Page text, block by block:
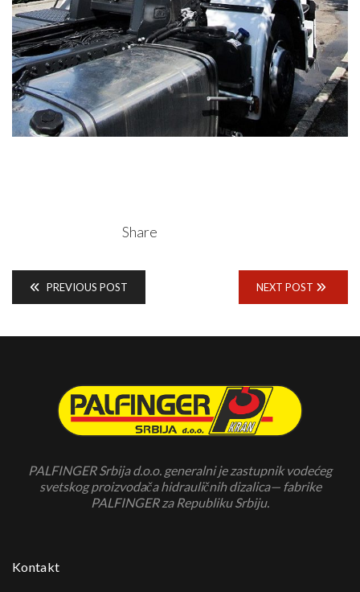
Share
PREVIOUS POST NEXT POST
PALFINGER Srbija d.o.o. generalni je zastupnik vodećeg
svetskog proizvodača hidrauličnih dizalica— fabrike
PALFINGER za Republiku Srbiju.
Kontakt